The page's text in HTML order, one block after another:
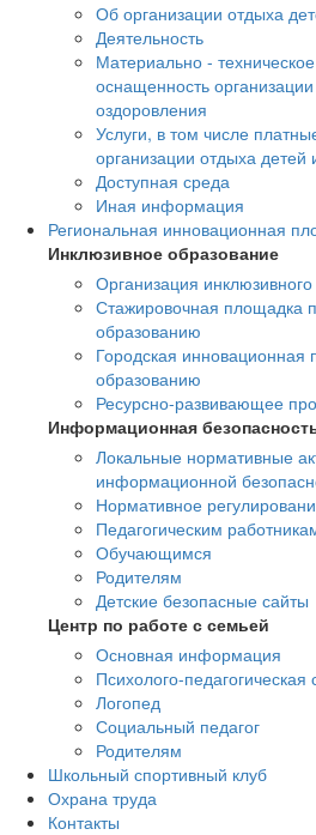
Об организации отдыха
Деятельность
Материально -
оснащенность
оздоровления
Услуги, в том числе
организации отдыха детей
Доступная среда
Иная информация
Региональная инновационная
Инклюзивное образование
Организация
Стажировочная площадка
образованию
Городская
образованию
Ресурсно-развивающее
Информационная
Локальные нормативные
информационной
Нормативное
Педагогическим
Обучающимся
Родителям
Детские безопасные сайты
Центр по работе с семьей
Основная информация
Психолого-педагогическая
Логопед
Социальный педагог
Родителям
Школьный спортивный клуб
Охрана труда
Контакты